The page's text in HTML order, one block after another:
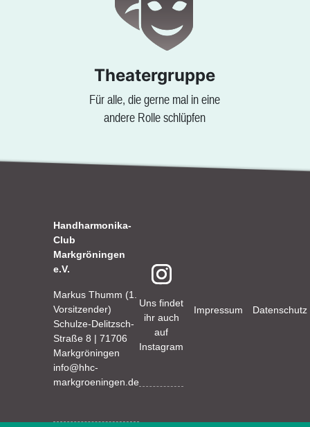
Theatergruppe
Für alle, die gerne mal in eine
andere Rolle schlüpfen
Handharmonika-
Club
Markgröningen
e.V.
Markus Thumm (1.
Vorsitzender)
Schulze-Delitzsch-
Straße 8 | 71706
Markgröningen
info@hhc-
markgroeningen.de
Uns findet
ihr auch
auf
Instagram
Impressum Datenschutz